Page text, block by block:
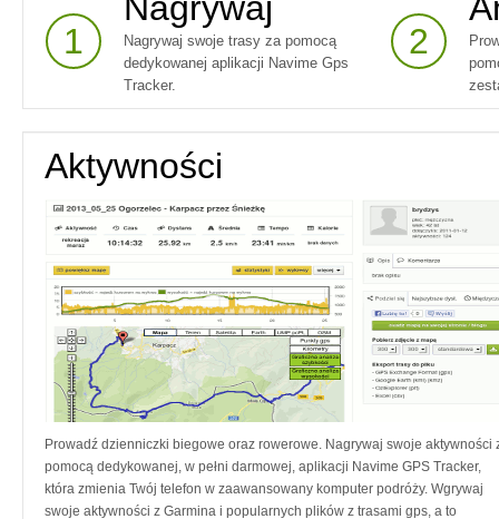
1
Nagrywaj swoje trasy za pomocą
dedykowanej aplikacji Navime Gps
Tracker.
2
Aktywności
Prowadź dzienniczki biegowe oraz rowerowe. Nagrywaj swoje aktywności
pomocą dedykowanej, w pełni darmowej, aplikacji Navime GPS Tracker,
która zmienia Twój telefon w zaawansowany komputer podróży. Wgrywaj
swoje aktywności z Garmina i popularnych plików z trasami gps, a to